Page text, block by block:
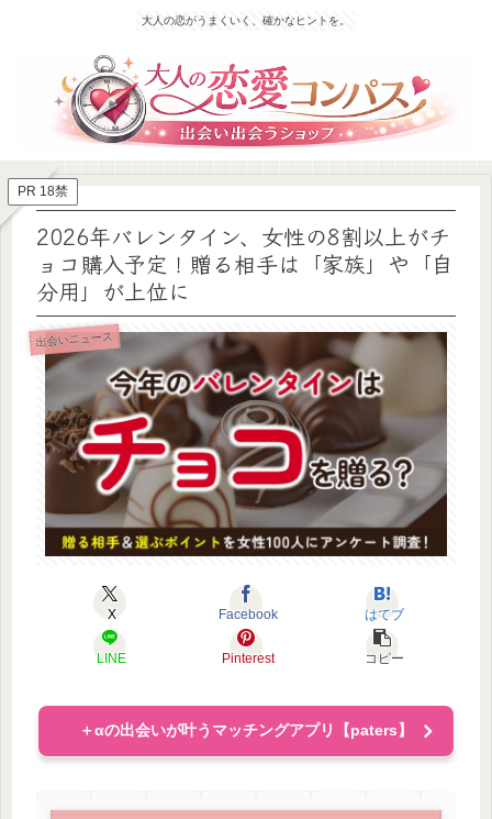
大人の恋がうまくいく、確かなヒントを。
PR 18禁
2026年バレンタイン、女性の8割以上がチ
ョコ購入予定！贈る相手は「家族」や「自
分用」が上位に
出会いニュース
X Facebook はてブ
LINE Pinterest コピー
＋αの出会いが叶うマッチングアプリ【paters】